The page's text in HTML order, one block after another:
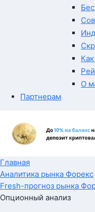
О
Партнерам
Главная
Аналитика рынка Форекс
Fresh-прогноз рынка
Опционный анализ